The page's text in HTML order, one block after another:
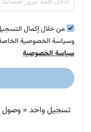
من خلال إكمال
وسياسة الخصوصية
سياسة الخصوصية
تسجيل واحد = وصول